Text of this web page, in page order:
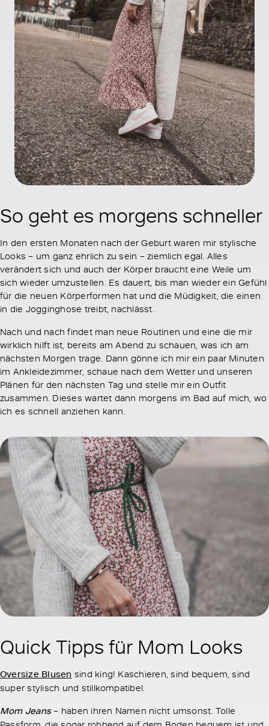
So geht es morgens schneller
In den ersten Monaten nach der Geburt waren mir stylische
Looks – um ganz ehrlich zu sein – ziemlich egal. Alles
verändert sich und auch der Körper braucht eine Weile um
sich wieder umzustellen. Es dauert, bis man wieder ein Gefühl
für die neuen Körperformen hat und die Müdigkeit, die einen
in die Jogginghose treibt, nachlässt.
Nach und nach findet man neue Routinen und eine die mir
wirklich hilft ist, bereits am Abend zu schauen, was ich am
nächsten Morgen trage. Dann gönne ich mir ein paar Minuten
im Ankleidezimmer, schaue nach dem Wetter und unseren
Plänen für den nächsten Tag und stelle mir ein Outfit
zusammen. Dieses wartet dann morgens im Bad auf mich, wo
ich es schnell anziehen kann.
Quick Tipps für Mom Looks
Oversize Blusen sind king! Kaschieren, sind bequem, sind
super stylisch und stillkompatibel.
Mom Jeans– haben ihren Namen nicht umsonst. Tolle